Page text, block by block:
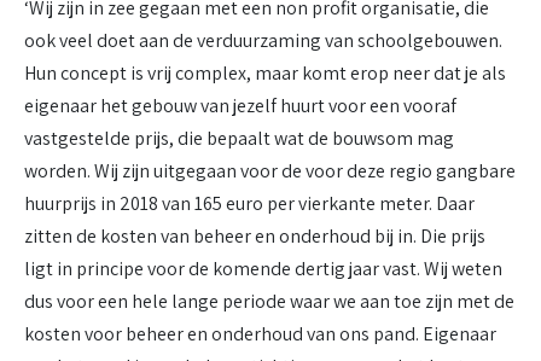
‘Wij zijn in zee gegaan met een non profit organisatie, die
ook veel doet aan de verduurzaming van schoolgebouwen.
Hun concept is vrij complex, maar komt erop neer dat je als
eigenaar het gebouw van jezelf huurt voor een vooraf
vastgestelde prijs, die bepaalt wat de bouwsom mag
worden. Wij zijn uitgegaan voor de voor deze regio gangbare
huurprijs in 2018 van 165 euro per vierkante meter. Daar
zitten de kosten van beheer en onderhoud bij in. Die prijs
ligt in principe voor de komende dertig jaar vast. Wij weten
dus voor een hele lange periode waar we aan toe zijn met de
kosten voor beheer en onderhoud van ons pand. Eigenaar